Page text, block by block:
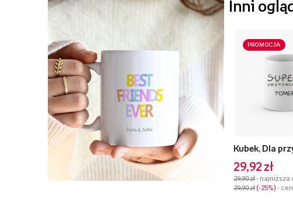
Inni
PROMOCJA
Kubek, Dla
29,92 zł
29,90 zł- najniższa
39,90 zł -25% -